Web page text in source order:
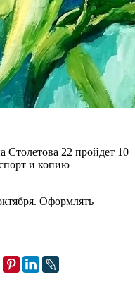
Столетова 22 пройдет 10
и копию
Оформлять